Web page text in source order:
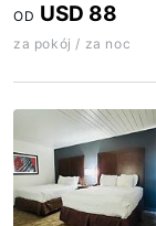
OD USD 88
za pokój / za noc